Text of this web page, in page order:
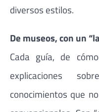
diversos estilos.
De museos, con un
Cada guía, de
explicaciones
conocimientos que